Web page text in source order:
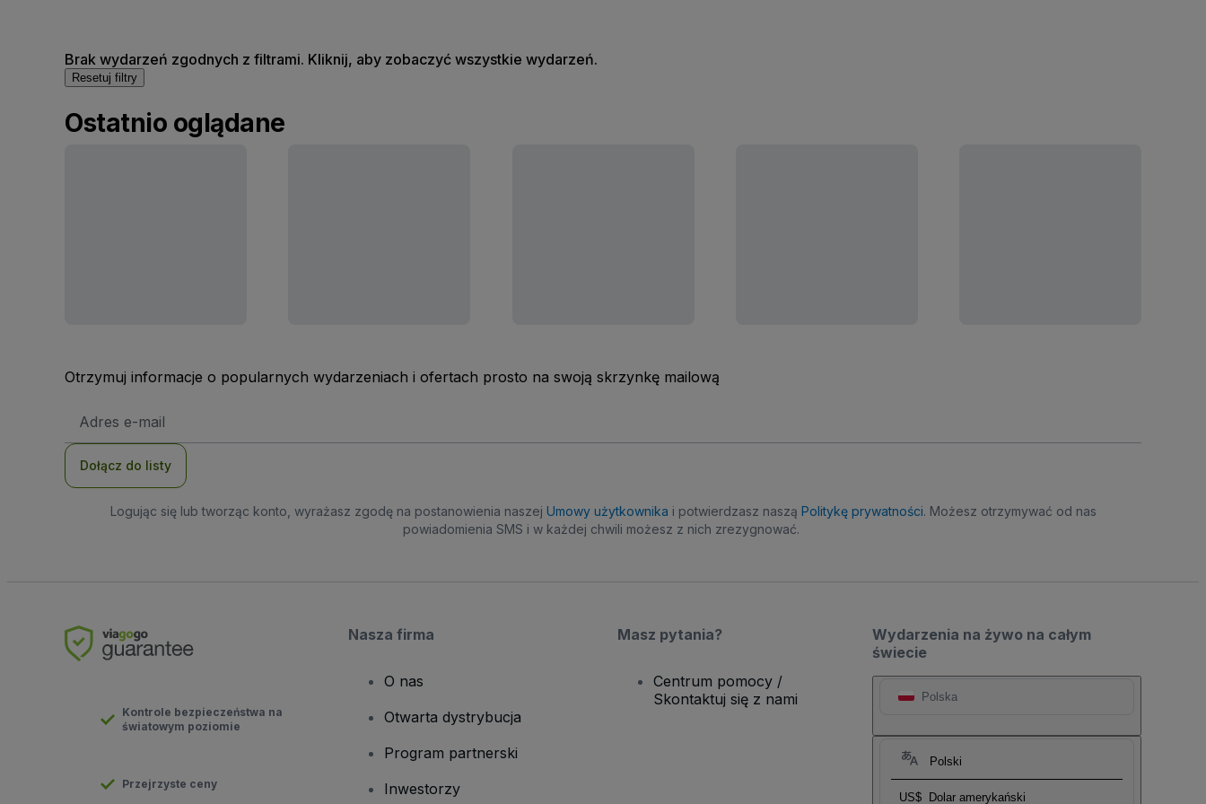
Brak wydarzeń zgodnych z filtrami. Kliknij, aby zobaczyć wszystkie wydarzeń.
Resetuj filtry
Ostatnio oglądane
Otrzymuj informacje o popularnych wydarzeniach i ofertach prosto na swoją skrzynkę mailową
e-
Dołącz do listy
Logując się lub tworząc konto, wyrażasz zgodę na postanowienia naszej Umowy użytkownika i potwierdzasz naszą Politykę prywatności. Możesz otrzymywać od nas
powiadomienia SMS i w każdej chwili możesz z nich zrezygnować.
Wydarzenia na żywo na całym
świecie
Polska
Polski
US$ Dolar amerykański
Kontrole bezpieczeństwa na
światowym poziomie
Przejrzyste ceny
Nasza firma
O nas
Otwarta dystrybucja
Program partnerski
Inwestorzy
Masz pytania?
Centrum pomocy /
Skontaktuj się z nami